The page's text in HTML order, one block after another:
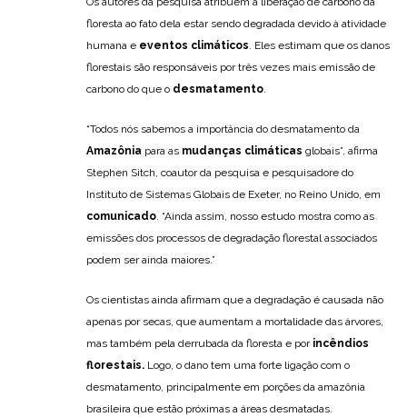
floresta ao fato dela estar sendo degradada devido à atividade
humana e eventos climáticos . Eles estimam que os danos
florestais são responsáveis por três vezes mais emissão de
carbono do que o desmatamento
“Todos nós sabemos a importância do desmatamento da
Amazônia para as mudanças climáticas globais”, afirma
Stephen Sitch, coautor da pesquisa e pesquisadore do
Instituto de Sistemas Globais de Exeter, no Reino Unido, em
comunicado . “Ainda assim, nosso estudo mostra como as
emissões dos processos de degradação florestal associados
podem ser ainda maiores.”
Os cientistas ainda afirmam que a degradação é causada não
apenas por secas, que aumentam a mortalidade das árvores,
mas também pela derrubada da floresta e por incêndios
florestais. Logo, o dano tem uma forte ligação com o
desmatamento, principalmente em porções da amazônia
brasileira que estão próximas a áreas desmatadas.